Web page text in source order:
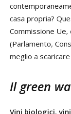
casa propria?
Commissione Ue,
(Parlamento,
meglio a
Il green
Vini biologici,